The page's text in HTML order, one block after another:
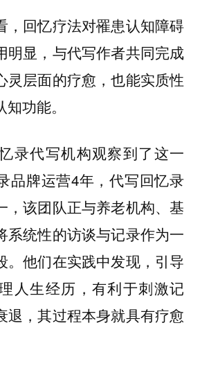
，回忆疗法对罹患认知障碍
明显，与代写作者共同完成
灵层面的疗愈，也能实质性
功能。
录代写机构观察到了这一
品牌运营4年，代写回忆录
，该团队正与养老机构、基
系统性的访谈与记录作为一
他们在实践中发现， 引导
人生经历，有利于刺激记
退，其过程本身就具有疗愈